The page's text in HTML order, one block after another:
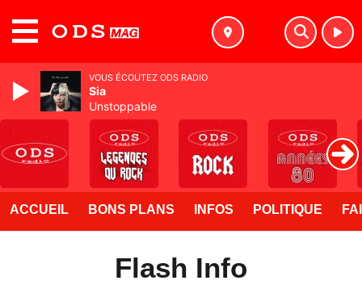
ACCUEIL BONS PLANS INFOS POLITIQUE
Flash Info
VOUS ÉCOUTEZ ODS RADIO
Sia
Unstoppable